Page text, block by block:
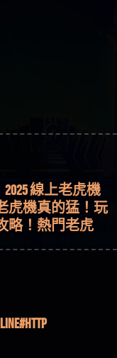
啟你的高回報
線上老虎機
的全攻略！
虎機真的猛！玩
式！
略！熱門老虎
虎機！
套路緊急追討
智投資是真的嗎
癡迷力智投資高
回資金賴
不是詐騙 天盛商
天盛商行詐騙一
】退休老翁被
是真的嗎 大戶e
嗎 大戶e點靈無
避詐騙陷阱
收割國人中【免
騙嗎 弘記投資
弘記投資詐騙的
KnTop利用新型
是不是詐騙
續收割國人中